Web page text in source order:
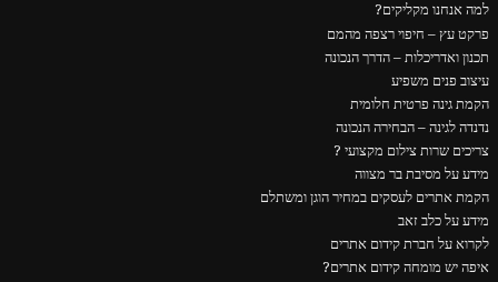
למה אנחנו מקליקים?
פרקט עץ – חיפוי רצפה מהמם
תכנון ואדריכלות – הדרך הנכונה
עיצוב פנים משפיע
הקמת גינה פרטית חלומית
נדנדה לגינה – הבחירה הנכונה
צריכים שרות צילום מקצועי ?
מידע על מסיבת בר מצווה
הקמת אתרים לעסקים במחיר הוגן ומשתלם
מידע על כלב זאב
לקרוא על חברת קידום אתרים
איפה יש מומחה קידום אתרים?